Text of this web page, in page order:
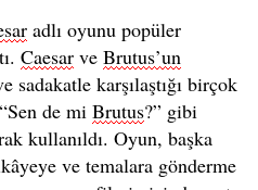
adlı oyunu popüler
Caesar ve Brutus’un
karşılaştığı birçok
de mi Brutus?” gibi
kullanıldı. Oyun, başka
ve temalara gönderme